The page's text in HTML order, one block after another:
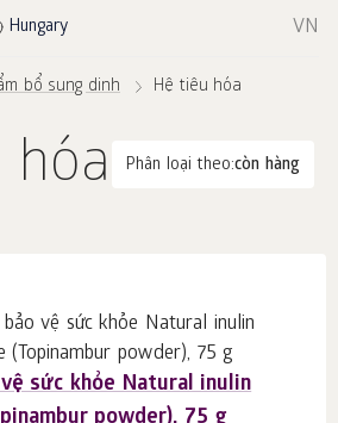
Hungary VN
bổ sung dinh Hệ tiêu hóa
hóa Phân loại theo:còn hàng
sức khỏe Natural inulin